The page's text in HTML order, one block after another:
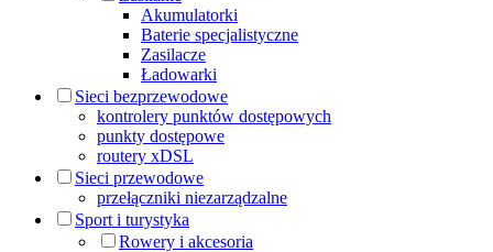
Akumulatorki
Baterie specjalistyczne
Zasilacze
Ładowarki
Sieci bezprzewodowe
kontrolery punktów dostępowych
punkty dostępowe
routery xDSL
Sieci przewodowe
przełączniki niezarządzalne
Sport i turystyka
Rowery i akcesoria